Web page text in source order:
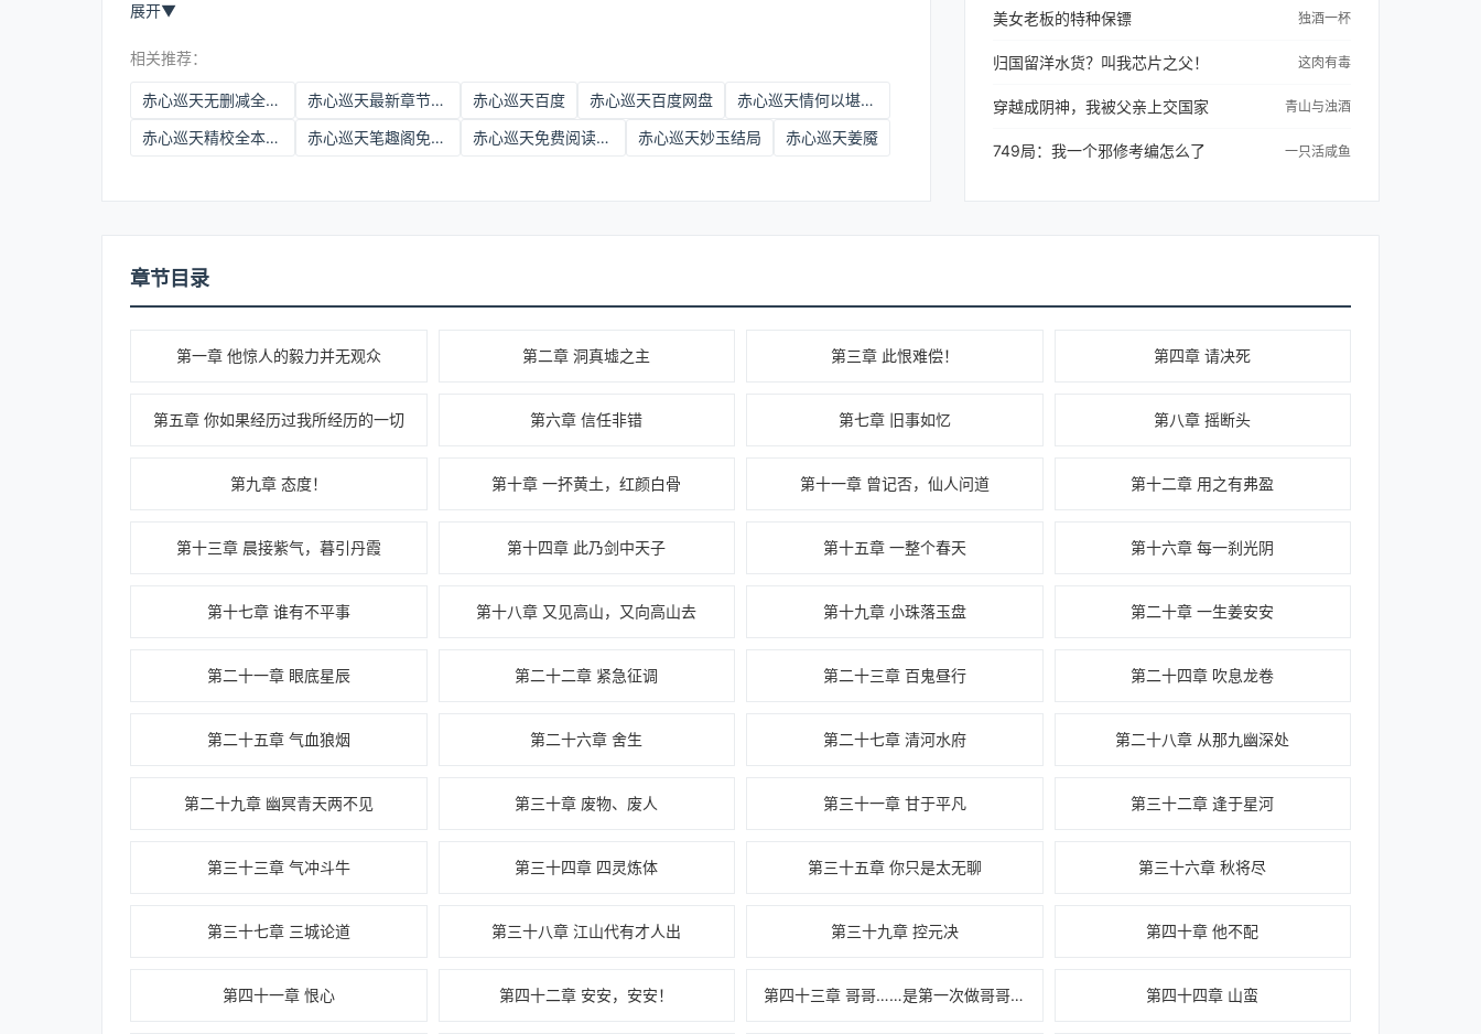
展开▼
相关推荐：
赤心巡天无删减全文免费 赤心巡天最新章节免费阅读 赤心巡天百度 赤心巡天百度网盘
赤心巡天情何以堪小说
赤心巡天精校全本txt
赤心巡天笔趣阁免费阅读无删减 赤心巡天免费阅读在线 赤心巡天妙玉结局 赤心巡天姜魇
美女老板的特种保镖 独酒一杯
归国留洋水货？叫我芯片之父！ 这肉有毒
穿越成阴神，我被父亲上交国家 青山与浊酒
749局：我一个邪修考编怎么了 一只活咸鱼
章节目录
第一章 他惊人的毅力并无观众 第二章 洞真墟之主 第三章 此恨难偿！ 第四章 请决死
第五章 你如果经历过我所经历的一切 第六章 信任非错 第七章 旧事如忆 第八章 摇断头
第九章 态度！ 第十章 一抔黄土，红颜白骨 第十一章 曾记否，仙人问道 第十二章 用之有弗盈
第十三章 晨接紫气，暮引丹霞 第十四章 此乃剑中天子 第十五章 一整个春天 第十六章 每一刹光阴
第十七章 谁有不平事 第十八章 又见高山，又向高山去 第十九章 小珠落玉盘 第二十章 一生姜安安
第二十一章 眼底星辰 第二十二章 紧急征调 第二十三章 百鬼昼行 第二十四章 吹息龙卷
第二十五章 气血狼烟 第二十六章 舍生 第二十七章 清河水府 第二十八章 从那九幽深处
第二十九章 幽冥青天两不见 第三十章 废物、废人 第三十一章 甘于平凡 第三十二章 逢于星河
第三十三章 气冲斗牛 第三十四章 四灵炼体 第三十五章 你只是太无聊 第三十六章 秋将尽
第三十七章 三城论道 第三十八章 江山代有才人出 第三十九章 控元决 第四十章 他不配
第四十一章 恨心 第四十二章 安安，安安！ 第四十三章 哥哥……是第一次做哥哥啊 第四十四章 山蛮